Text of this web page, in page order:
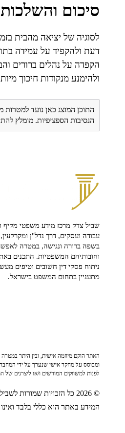
סיכום
לסוגיה של יציאה מהבית
דעת ולהקפיד על עמידה
הקפדה על נהלים ברורים
ולהימנע מנקודות חיכוך
התוכן המוצג כאן נועד למטרות
הנסיבות הספציפיות. מומלץ
שביל צדק מרכז מידע משפטי מקיף
עבודה ועסקים, דרך נדל"ן
בשפה ברורה ונגישה, במטרה לאפשר
וחובותיהם המשפטיות. התכנים
ניתוח פסקי דין חשובים וטיפים
מתעניין בתחום המשפט בישראל.
האתר הוקם מיוזמה אישית, ובין היתר
ומבוסס על מחקר אישי שנערך על ידי
לפנות למשווקים המורשים ו/או ליצרנים של
© 2026 כל הזכויות שמורות לשביל צדק
המידע באתר הוא כללי בלבד